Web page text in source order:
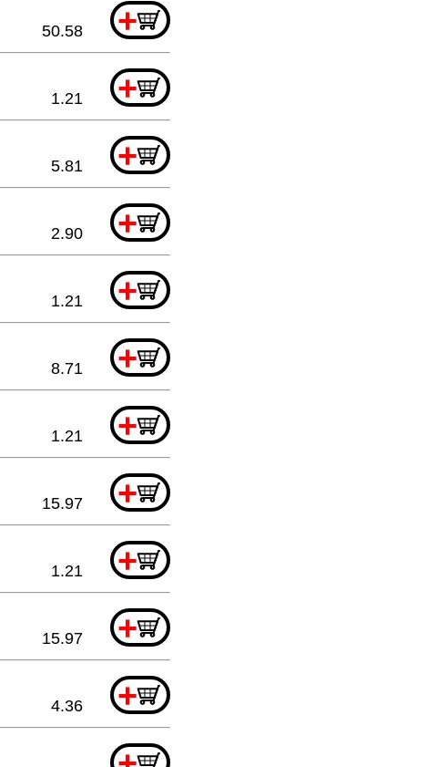
+
50.58
+
1.21
+
5.81
+
2.90
+
1.21
+
8.71
+
1.21
+
15.97
+
1.21
+
15.97
+
4.36